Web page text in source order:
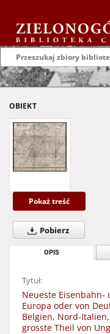
OBIEKT
Pokaż treść
Pobierz
OPIS
Tytuł:
Neueste Eisenbahn-
Europa oder von
Belgien, Nord-
grosste Theil von